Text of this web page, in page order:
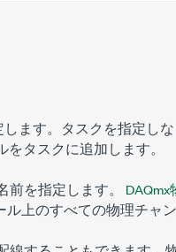
ます。タスクを指定しな
タスクに追加します。
前を指定します。
DAQmx
上のすべての物理チャン